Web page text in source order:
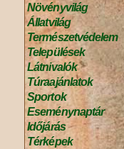
Növényvilág
Állatvilág
Természetvédelem
Települések
Látnivalók
Túraajánlatok
Sportok
Eseménynaptár
Időjárás
Térképek